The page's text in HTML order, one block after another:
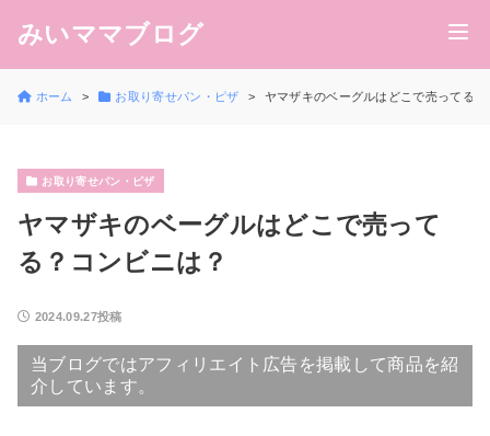
みいママブログ
ホーム お取り寄せパン・ピザ ヤマザキのベーグルはどこで売ってる
お取り寄せパン・ピザ
ヤマザキのベーグルはどこで売って
る？コンビニは？
2024.09.27投稿
当ブログではアフィリエイト広告を掲載して商品を紹
介しています。